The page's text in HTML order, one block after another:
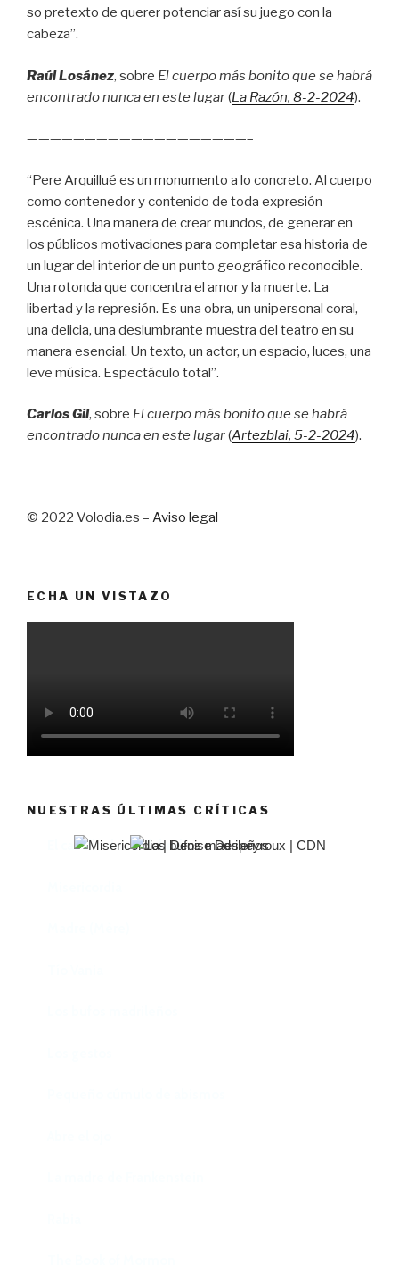
so pretexto de querer potenciar así su juego con la
cabeza”.
Raúl Losánez, sobre El cuerpo más bonito que se habrá
encontrado nunca en este lugar(La Razón, 8-2-2024).
———————————————————–
“Pere Arquillué es un monumento a lo concreto. Al cuerpo
como contenedor y contenido de toda expresión
escénica. Una manera de crear mundos, de generar en
los públicos motivaciones para completar esa historia de
un lugar del interior de un punto geográfico reconocible.
Una rotonda que concentra el amor y la muerte. La
libertad y la represión. Es una obra, un unipersonal coral,
una delicia, una deslumbrante muestra del teatro en su
manera esencial. Un texto, un actor, un espacio, luces, una
leve música. Espectáculo total”.
Carlos Gil, sobre El cuerpo más bonito que se habrá
encontrado nunca en este lugar(Artezblai, 5-2-2024).
© 2022 Volodia.es – Aviso legal
ECHA UN VISTAZO
NUESTRAS ÚLTIMAS CRÍTICAS
El castillo de Lindabridis